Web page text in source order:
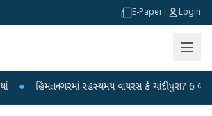
E-Paper Login
હિંમતનગરમાં રહસ્યમય વાયરસ કે ચાંદીપુરા? 6 બાળકોના